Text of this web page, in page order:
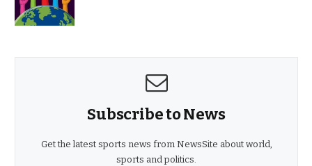
Subscribe to News
Get the latest sports news from NewsSite about world,
sports and politics.